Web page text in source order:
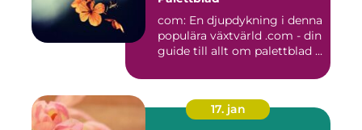
com: En djupdykning i denna
populära växtvärld .com - din
guide till allt om palettblad ...
17. jan